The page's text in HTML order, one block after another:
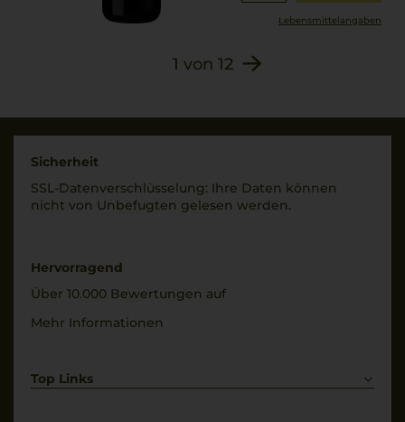
Lebensmittel­angaben
1 von 12
Sicherheit
SSL-Daten­verschlüs­selung: Ihre Daten können
nicht von Unbe­fugten gelesen werden.
Hervorragend
Über 10.000 Bewertungen auf
Mehr Informationen
Top Links